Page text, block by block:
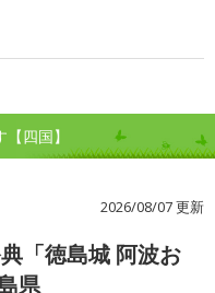
四国】
2026/08/07 更新
「徳島城 阿波お
県